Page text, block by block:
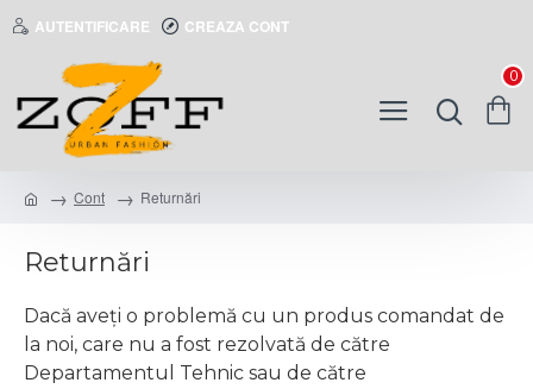
AUTENTIFICARE CREAZA CONT
0
Cont Returnări
Returnări
Dacă aveţi o problemă cu un produs comandat de
la noi, care nu a fost rezolvată de către
Departamentul Tehnic sau de către